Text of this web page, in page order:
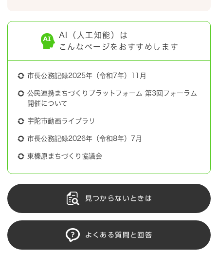
AI（人工知能）は
こんなページをおすすめします
市長公務記録2025年（令和7年）11月
公民連携まちづくりプラットフォーム 第3回フォーラム
開催について
宇陀市動画ライブラリ
市長公務記録2026年（令和8年）7月
東榛原まちづくり協議会
見つからないときは
よくある質問と回答